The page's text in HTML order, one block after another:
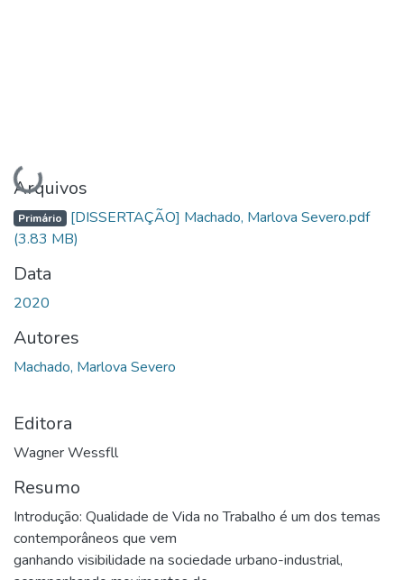
Carregando...
Arquivos
Primário [DISSERTAÇÃO] Machado, Marlova Severo.pdf
(3.83 MB)
Data
2020
Autores
Machado, Marlova Severo
Editora
Wagner Wessfll
Resumo
Introdução: Qualidade de Vida no Trabalho é um dos temas
contemporâneos que vem
ganhando visibilidade na sociedade urbano-industrial,